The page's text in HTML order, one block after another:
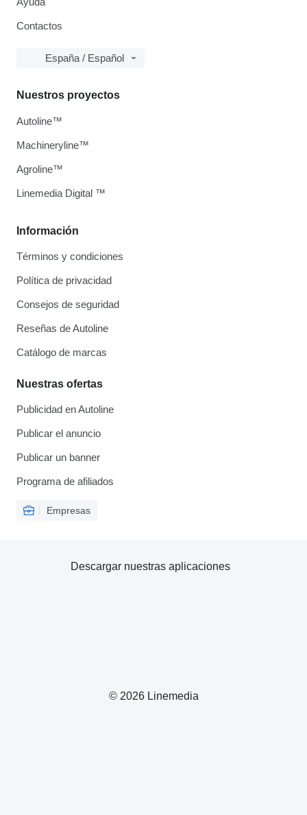
Contactos
España / Español
Información
Términos y condiciones
Política de privacidad
Consejos de seguridad
Reseñas de Autoline
Catálogo de marcas
Nuestras ofertas
Publicidad en Autoline
Publicar el anuncio
Publicar un banner
Programa de afiliados
Empresas
Nuestros proyectos
Autoline™
Machineryline™
Agroline™
Linemedia Digital ™
© 2026 Linemedia
Descargar nuestras aplicaciones